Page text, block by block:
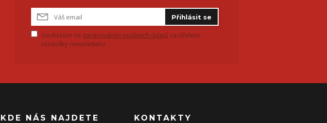
Přihlásit se
Souhlasím se zpracováním osobních údajů za účelem
rozesílky newsletteru.
KDE NÁS NAJDETE KONTAKTY